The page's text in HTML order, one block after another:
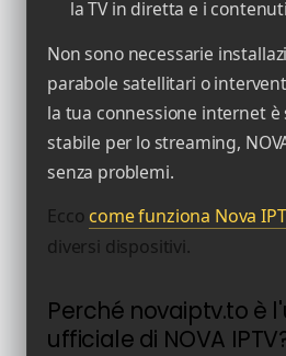
la TV in diretta e i
Non sono necessarie
parabole satellitari o
la tua connessione internet
stabile per lo streaming,
senza problemi.
Ecco come funziona Nova
diversi dispositivi.
Perché novaiptv.to è
ufficiale di NOVA